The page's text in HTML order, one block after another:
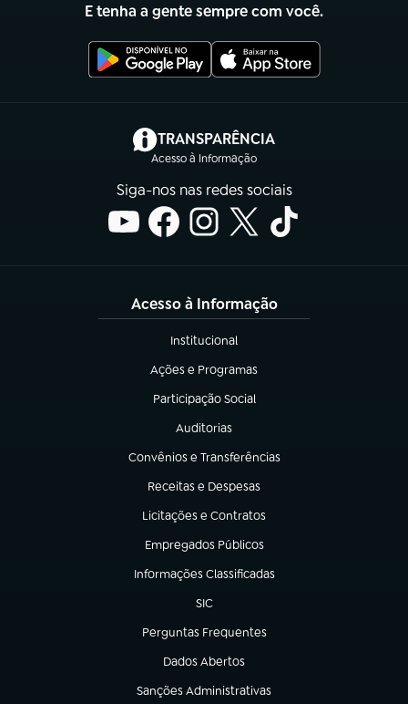
E tenha a gente sempre com você.
TRANSPARÊNCIA
Acesso à Informação
(abre em nova aba)
Siga-nos nas redes sociais
Acesso à Informação
Institucional
(abre em nova aba)
Ações e Programas
(abre em nova aba)
Participação Social
(abre em nova aba)
Auditorias
(abre em nova aba)
Convênios e Transferências
(abre em nova aba)
Receitas e Despesas
(abre em nova aba)
Licitações e Contratos
(abre em nova aba)
Empregados Públicos
(abre em nova aba)
Informações Classificadas
(abre em nova aba)
SIC
(abre em nova aba)
Perguntas Frequentes
(abre em nova aba)
Dados Abertos
(abre em nova aba)
Sanções Administrativas
(abre em nova aba)